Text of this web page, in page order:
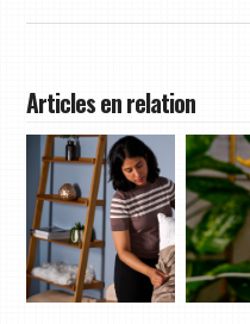
Articles en relation